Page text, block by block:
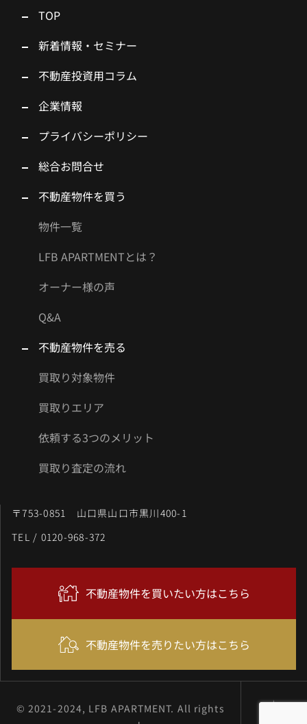
TOP
新着情報・セミナー
不動産投資用コラム
企業情報
プライバシーポリシー
総合お問合せ
不動産物件を買う
物件一覧
LFB APARTMENTとは？
オーナー様の声
Q&A
不動産物件を売る
買取り対象物件
買取りエリア
依頼する3つのメリット
買取り査定の流れ
〒753-0851 山口県山口市黒川400-1
TEL / 0120-968-372
不動産物件を買いたい方はこちら
不動産物件を売りたい方はこちら
© 2021-2024, LFB APARTMENT. All rights